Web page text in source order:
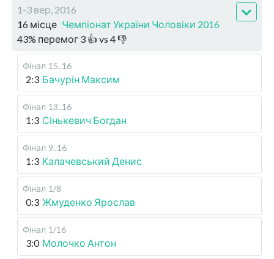
1-3 вер, 2016
16 місце Чемпіонат України Чоловіки 2016
43% перемог 3 👍 vs 4👎
Фінал 15..16
2:3 Бачурін Максим
Фінал 13..16
1:3 Сінькевич Богдан
Фінал 9..16
1:3 Калачевський Денис
Фінал 1/8
0:3 Жмуденко Ярослав
Фінал 1/16
3:0 Молочко Антон